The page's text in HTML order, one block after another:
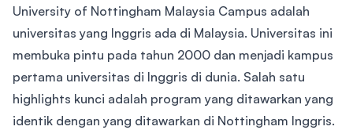
University of Nottingham Malaysia Campus adalah
universitas yang Inggris ada di Malaysia. Universitas ini
membuka pintu pada tahun 2000 dan menjadi kampus
pertama universitas di Inggris di dunia. Salah satu
highlights kunci adalah program yang ditawarkan yang
identik dengan yang ditawarkan di Nottingham Inggris.